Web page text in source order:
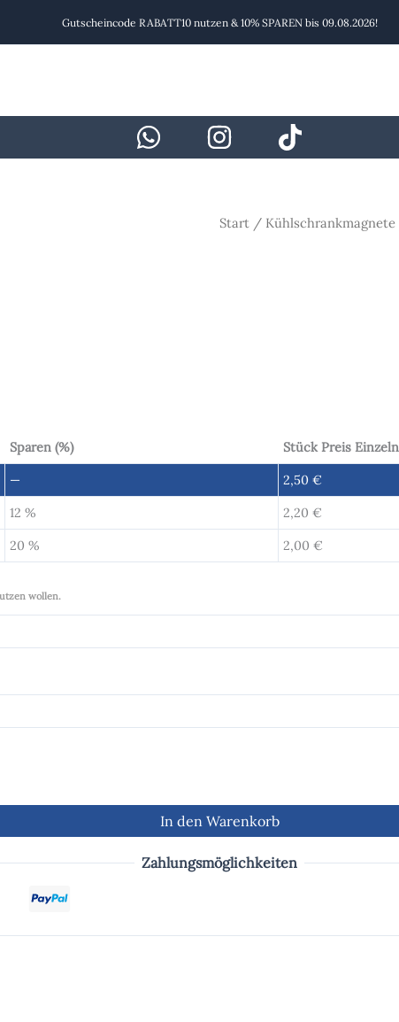
Gutscheincode RABATT10 nutzen & 10% SPAREN bis 09.08.2026!
Start / Kühlschrankmagnete
Sparen (%) Stück Preis Einzeln
— 2,50 €
12 % 2,20 €
20 % 2,00 €
wollen.
In den Warenkorb
Zahlungsmöglichkeiten